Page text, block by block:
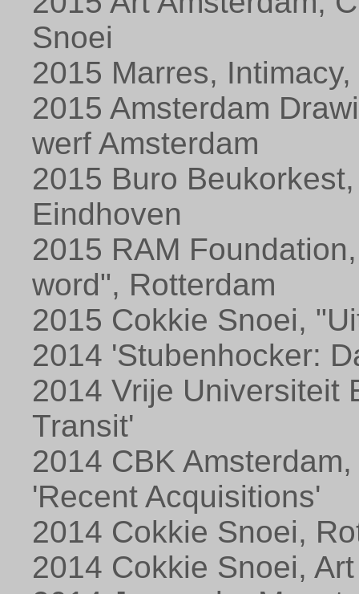
Snoei
2015 Marres,
2015 Amsterdam
werf Amsterdam
2015 Buro
Eindhoven
2015 RAM
word", Rotterdam
2015 Cokkie Snoei,
2014 'Stubenhocker:
2014 Vrije Universiteit
Transit'
2014 CBK
'Recent Acquisitions'
2014 Cokkie Snoei,
2014 Cokkie Snoei,